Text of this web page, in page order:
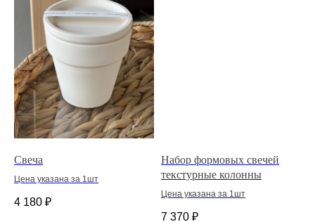
Свеча
Цена указана за 1шт
4 180 ₽
Набор формовых свечей
текстурные колонны
Цена указана за 1шт
7 370 ₽